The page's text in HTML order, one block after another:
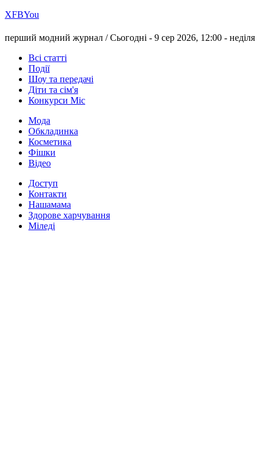
ХFBYou
перший модний журнал /Сьогодні - 9 сер 2026, 12:00 - неділя
Всі статті
Події
Шоу та передачі
Діти та сім'я
Конкурси Міс
Мода
Обкладинка
Косметика
Фішки
Відео
Доступ
Контакти
Нашамама
Здорове харчування
Міледі